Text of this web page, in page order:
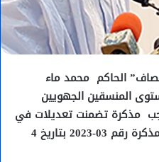
الحاكم محمد ماء
المنسقين الجهويين
مذكرة تضمنت تعديلات في
قائمة المعنيين التي تضمنتها المذكرة رقم 03-2023 بتاريخ 4